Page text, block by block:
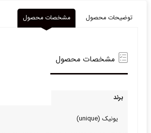
توضیحات محصول مشخصات محصول
مشخصات محصول
برند
یونیک (unique)